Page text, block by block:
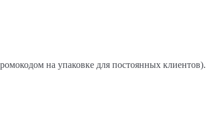
на упаковке для постоянных клиентов).